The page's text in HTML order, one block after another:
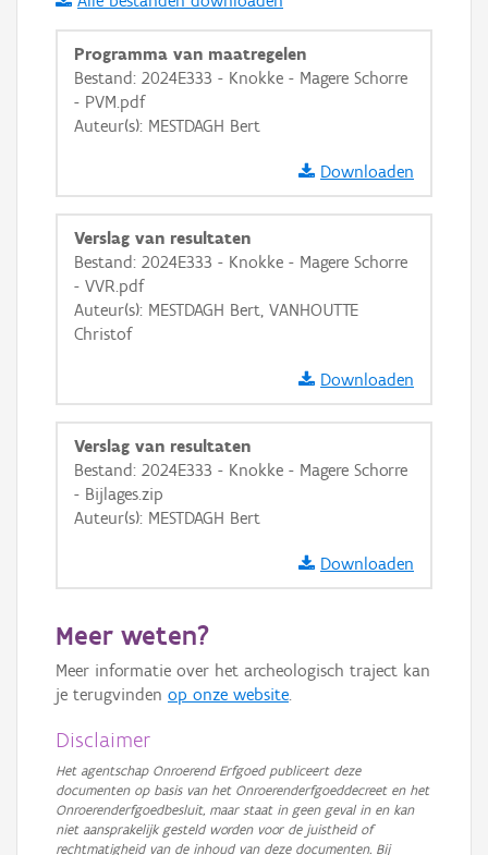
i
+
Basis Lagen
OSM-Basiskaart
GRB-Basiskaart in grijswaarden
Programma van maatregelen
Bestand: 2024E333 - Knokke - Magere Schorre
- PVM.pdf
Auteur(s): MESTDAGH Bert
Downloaden
Verslag van resultaten
Bestand: 2024E333 - Knokke - Magere Schorre
- VVR.pdf
Auteur(s): MESTDAGH Bert, VANHOUTTE
Christof
Downloaden
Verslag van resultaten
Bestand: 2024E333 - Knokke - Magere Schorre
- Bijlages.zip
Auteur(s): MESTDAGH Bert
Downloaden
Meer weten?
Meer informatie over het archeologisch traject kan
je terugvinden op onze website.
Disclaimer
Het agentschap Onroerend Erfgoed publiceert deze
documenten op basis van het Onroerenderfgoeddecreet en het
Onroerenderfgoedbesluit, maar staat in geen geval in en kan
niet aansprakelijk gesteld worden voor de juistheid of
rechtmatigheid van de inhoud van deze documenten. Bij